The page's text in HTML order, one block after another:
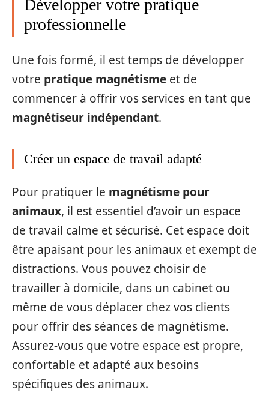
Développer votre pratique
professionnelle
Une fois formé, il est temps de développer
votre pratique magnétisme et de
commencer à offrir vos services en tant que
magnétiseur indépendant.
Créer un espace de travail adapté
Pour pratiquer le magnétisme pour
animaux, il est essentiel d’avoir un espace
de travail calme et sécurisé. Cet espace doit
être apaisant pour les animaux et exempt de
distractions. Vous pouvez choisir de
travailler à domicile, dans un cabinet ou
même de vous déplacer chez vos clients
pour offrir des séances de magnétisme.
Assurez-vous que votre espace est propre,
confortable et adapté aux besoins
spécifiques des animaux.